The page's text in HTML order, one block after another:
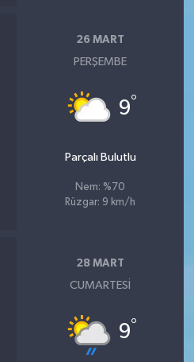
26 MART
PERŞEMBE
9°
Parçalı Bulutlu
Nem: %70
Rüzgar: 9 km/h
28 MART
CUMARTESI
9°